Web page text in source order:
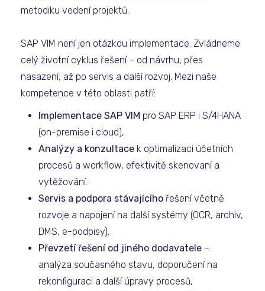
metodiku vedení projektů.
SAP VIM není jen otázkou implementace. Zvládneme
celý životní cyklus řešení – od návrhu, přes
nasazení, až po servis a další rozvoj. Mezi naše
kompetence v této oblasti patří:
Implementace SAP VIM pro SAP ERP i S/4HANA
(on-premise i cloud),
Analýzy a konzultace k optimalizaci účetních
procesů a workflow, efektivitě skenovaní a
vytěžování.
Servis a podpora stávajícího řešení včetně
rozvoje a napojení na další systémy (OCR, archiv,
DMS, e-podpisy),
Převzetí řešení od jiného dodavatele –
analýza současného stavu, doporučení na
rekonfiguraci a další úpravy procesů,